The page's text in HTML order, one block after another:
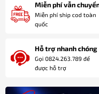
Miễn phí vẫn
Miễn phí ship cod toàn
quốc
Hỗ trợ nhanh chóng
Gọi 0824.263.789 để
được hỗ trợ